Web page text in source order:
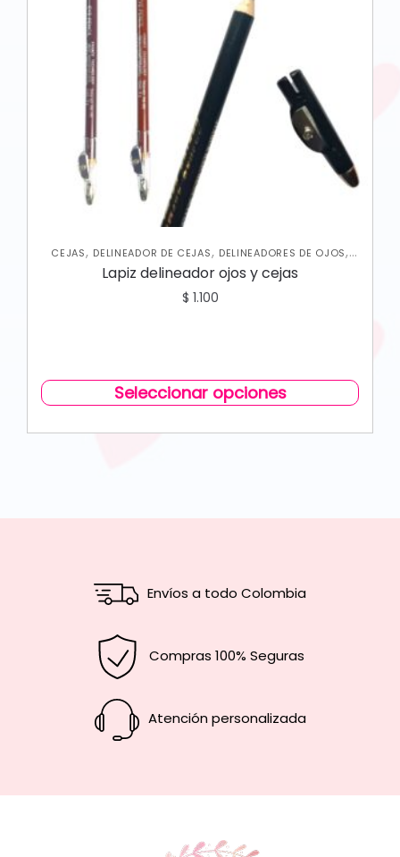
CEJAS, DELINEADOR DE CEJAS, DELINEADORES DE OJOS,
OJOS
Lapiz delineador ojos y cejas
$ 1.100
Seleccionar opciones
Envíos a todo Colombia
Compras 100% Seguras
Atención personalizada